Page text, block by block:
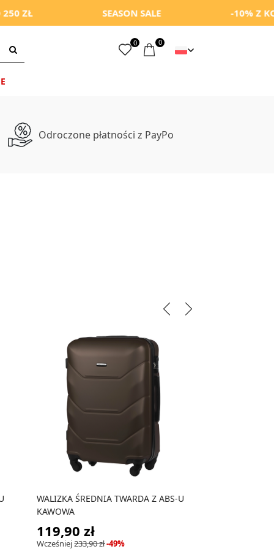
SEASON SALE -10% Z KODEM:
0 0
Odroczone płatności z PayPo
WALIZKA ŚREDNIA TWARDA Z ABS-U
KAWOWA
119,90 zł
Wcześniej233,90 zł-49%